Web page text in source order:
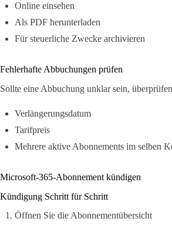
Online einsehen
Als PDF herunterladen
Für steuerliche Zwecke archivieren
Fehlerhafte Abbuchungen prüfen
Sollte eine Abbuchung unklar sein,
Verlängerungsdatum
Tarifpreis
Mehrere aktive Abonnements im selben
Microsoft-365-Abonnement kündigen
Kündigung Schritt für Schritt
Öffnen Sie die Abonnementübersicht